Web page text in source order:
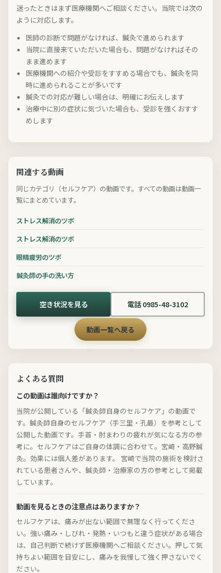
迷ったときはまず医療機関へご相談ください。当院では次の
ように対応します。
医師の診断で問題がなければ、鍼灸で進められます
当院に直接来ていただいた場合も、問題がなければその
まま進めます
医療機関への紹介や受診をすすめる場合でも、鍼灸を同
時に進められることが多いです
鍼灸での対応が難しい場合は、明確にお伝えします
治療中に別の症状に気づいた場合も、受診を強くおすす
めします
関連する動画
同じカテゴリ（セルフケア）の動画です。すべての動画は動画一
覧にまとめています。
ストレス解消のツボ
ストレス解消のツボ
眼精疲労のツボ
鍼灸師の手の洗い方
空き状況を見る 電話 0985-48-3102
動画一覧へ戻る
よくある質問
この動画は誰向けですか？
当院が公開している「鍼灸師自身のセルフケア」の動画で
す。鍼灸師自身のセルフケア（手三里・孔最）を参考として
公開した動画です。手首・肘まわりの疲れが気になる方の参
考に。セルフケアはご自身の体調に合わせて。宮崎・高野鍼
灸。効果には個人差があります。 宮崎で当院の施術を検討さ
れている患者さんや、鍼灸師・治療家の方の参考として掲載
しています。
動画を見るときの注意点はありますか？
セルフケアは、痛みが出ない範囲で無理なく行ってくださ
い。強い痛み・しびれ・発熱・いつもと違う症状がある場合
は、自己判断で続けず医療機関へご相談ください。押して気
持ちよい範囲を目安にし、痛みを我慢して強く押さないでく
ださい。